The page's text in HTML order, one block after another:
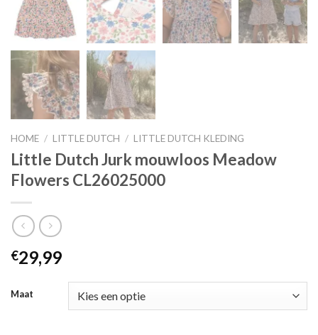
HOME / LITTLE DUTCH / LITTLE DUTCH KLEDING
Little Dutch Jurk mouwloos Meadow
Flowers CL26025000
€29,99
Maat